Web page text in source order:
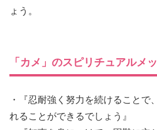
ょう。
「カメ」のスピリチュアルメ
・『忍耐強く努力を続けることで
れることができるでしょう』